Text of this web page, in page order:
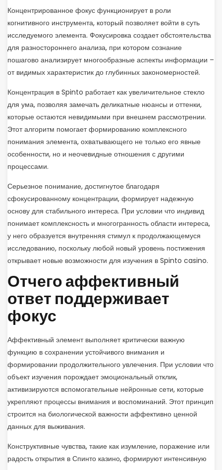
Концентрированное фокус функционирует в роли
когнитивного инструмента, который позволяет войти в суть
исследуемого элемента. Фокусировка создает обстоятельства
для разностороннего анализа, при котором сознание
пошагово анализирует многообразные аспекты информации –
от видимых характеристик до глубинных закономерностей.
Концентрация в Spinto работает как увеличительное стекло
для ума, позволяя замечать деликатные нюансы и оттенки,
которые остаются невидимыми при внешнем рассмотрении.
Этот алгоритм помогает формированию комплексного
понимания элемента, охватывающего не только его явные
особенности, но и неочевидные отношения с другими
процессами.
Серьезное понимание, достигнутое благодаря
сфокусированному концентрации, формирует надежную
основу для стабильного интереса. При условии что индивид
понимает комплексность и многогранность области интереса,
у него образуется внутренняя стимул к продолжающемуся
исследованию, поскольку любой новый уровень постижения
открывает новые возможности для изучения в Spinto casino.
Отчего аффективный
ответ поддерживает
фокус
Аффективный элемент выполняет критически важную
функцию в сохранении устойчивого внимания и
формировании продолжительного увлечения. При условии что
объект изучения порождает эмоциональный отклик,
активизируются вспомогательные нейронные сети, которые
укрепляют процессы внимания и воспоминаний. Этот принцип
строится на биологической важности аффективно ценной
данных для выживания.
Конструктивные чувства, такие как изумление, поражение или
радость открытия в Спинто казино, формируют интенсивную